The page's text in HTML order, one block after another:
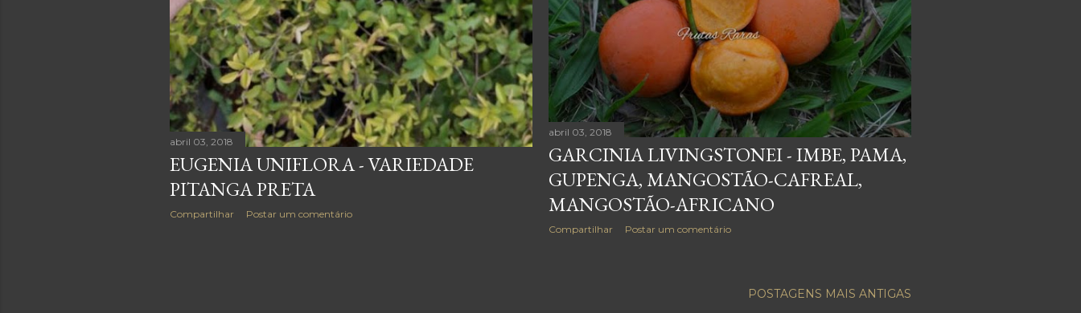
abril 03, 2018
EUGENIA UNIFLORA - VARIEDADE
PITANGA PRETA
Compartilhar Postar um comentário
abril 03, 2018
GARCINIA LIVINGSTONEI - IMBE, PAMA,
GUPENGA, MANGOSTÃO-CAFREAL,
MANGOSTÃO-AFRICANO
Compartilhar Postar um comentário
POSTAGENS MAIS ANTIGAS